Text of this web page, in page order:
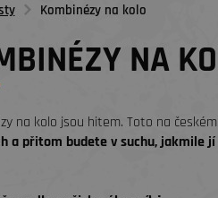
Kombinézy na kolo
NA
na kolo jsou hitem. Toto na
a přitom budete v suchu, jakmile